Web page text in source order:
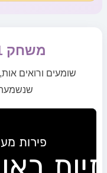
משחק 1: אותיות באוויר
שומעים ורואים